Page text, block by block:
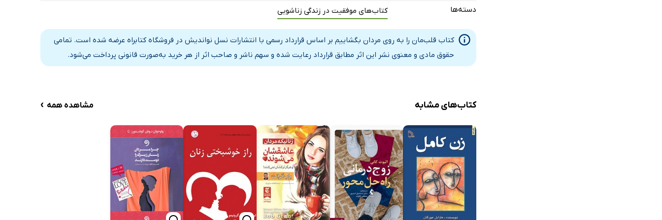
فصل نهم: دستیابی به عظمت و شکوه خویش
فصل دهم: عشقی والاتر به من ارزانی کن!
دستورالعمل‌هایی برای یافتن عشق والاتر
دسته‌ها کتاب‌های موفقیت در زندگی زناشویی
کتاب قلب‌مان را به روی مردان بگشاییم بر اساس قرارداد رسمی با انتشارات نسل نواندیش در فروشگاه کتابراه عرضه شده است. تمامی
حقوق مادی و معنوی نشر این اثر مطابق قرارداد رعایت شده و سهم ناشر و صاحب اثر از هر خرید به‌صورت قانونی پرداخت می‌شود.
کتاب‌های مشابه مشاهده همه ›